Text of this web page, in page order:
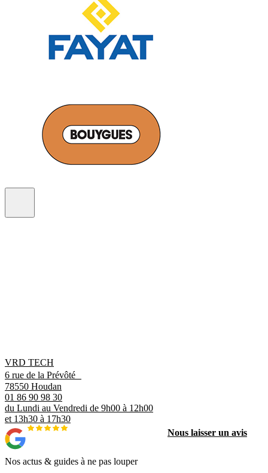
VRD TECH
6 rue de la Prévôté
78550 Houdan
01 86 90 98 30
du Lundi au Vendredi de 9h00 à 12h00
et 13h30 à 17h30
Nous laisser un avis
Nos actus & guides à ne pas louper